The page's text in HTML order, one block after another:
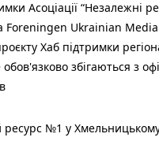
Асоціації “Незалежні
Foreningen Ukrainian
Хаб підтримки
збігаються з
№1 у